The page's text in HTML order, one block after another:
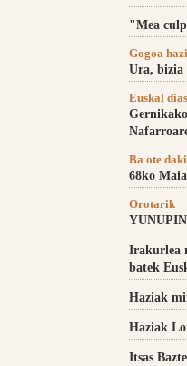
"Mea
Gogoa hazi
Ura, bizia
Euskal
Ba ote
68ko
Orotarik
Irakurlea
batek
Haziak
Haziak
Itsas